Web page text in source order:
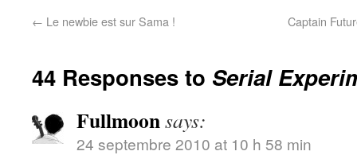
← Le newbie est sur Sama ! Captain
44 Responses to Serial
Fullmoonsays:
24 septembre 2010 at 10 h 58 min